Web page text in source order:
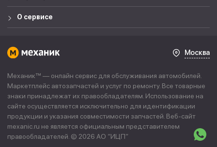
О сервисе
Москва
Механик™ — онлайн сервис для обслуживания автомобилей.
Маркетплейс автозапчастей и услуг по ремонту. Все товарные
знаки принадлежат их правообладателям. Использование на
сайте осуществляется исключительно для идентификации
продукции и указания совместимости запчастей. Веб-сайт
mexanic.ru не является официальным представителем
правообладателей. © 2026 АО “ИЦП”